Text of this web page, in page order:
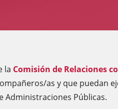
la Comisión de Relaciones
as y que puedan
Administraciones Públicas.